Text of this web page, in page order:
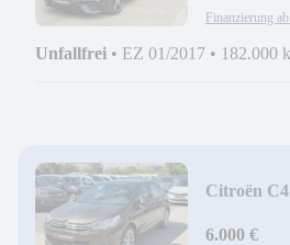
Finanzierung ab
Unfallfrei • EZ 01/2017 • 182.000
Citroën
6.000 €